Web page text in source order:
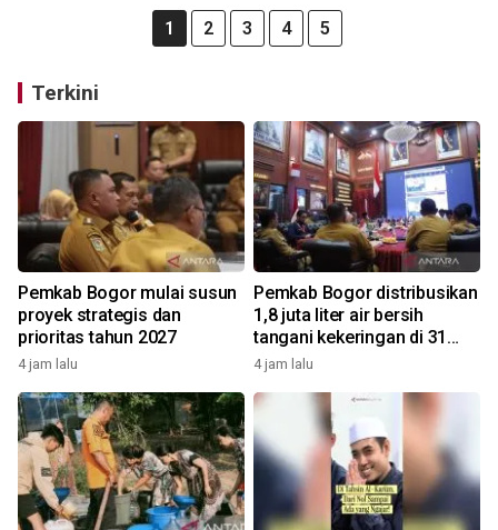
1 2 3 4 5
Terkini
Pemkab Bogor mulai susun
proyek strategis dan
prioritas tahun 2027
4 jam lalu
Pemkab Bogor distribusikan
1,8 juta liter air bersih
tangani kekeringan di 31
kecamatan
4 jam lalu